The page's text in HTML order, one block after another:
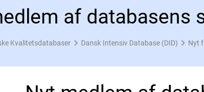
af databasens
Kvalitetsdatabaser Dansk Intensiv Database (DID) Nyt